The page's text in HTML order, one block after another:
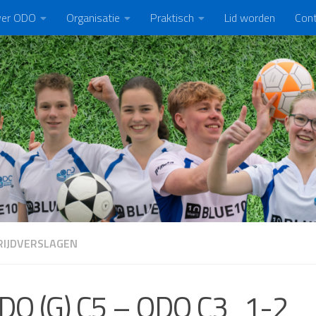
ODO Organisatie Praktisch Lid worden
(G) C5 – ODO C3 1-2